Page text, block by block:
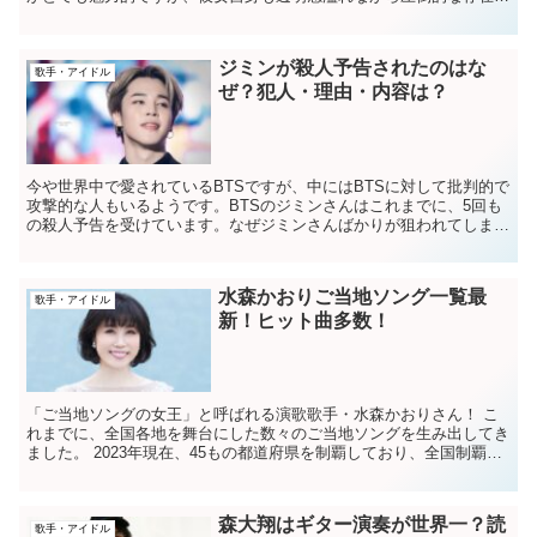
歌手・アイドル
ジミンが殺人予告されたのはな
ぜ？犯人・理由・内容は？
今や世界中で愛されているBTSですが、中にはBTSに対して批判的で
攻撃的な人もいるようです。BTSのジミンさんはこれまでに、5回も
の殺人予告を受けています。なぜジミンさんばかりが狙われてしまう
歌手・アイドル
水森かおりご当地ソング一覧最
新！ヒット曲多数！
「ご当地ソングの女王」と呼ばれる演歌歌手・水森かおりさん！ こ
れまでに、全国各地を舞台にした数々のご当地ソングを生み出してき
ました。 2023年現在、45もの都道府県を制覇しており、全国制覇ま
歌手・アイドル
森大翔はギター演奏が世界一？読